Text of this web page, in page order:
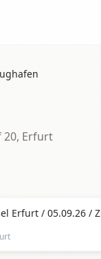
20, Erfurt
Erfurt / 05.09.26 /